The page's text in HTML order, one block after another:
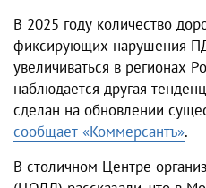
В 2025 году количество
фиксирующих нарушения
увеличиваться в регионах
наблюдается другая
сделан на обновлении
сообщает «Коммерсантъ».
В столичном Центре